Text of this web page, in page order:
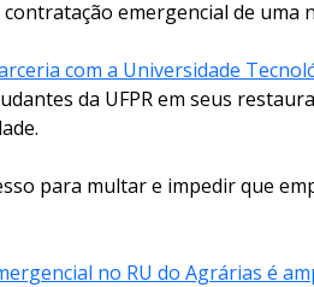
emergencial de uma
com a Universidade
da UFPR em seus
para multar e impedir que
no RU do Agrárias é